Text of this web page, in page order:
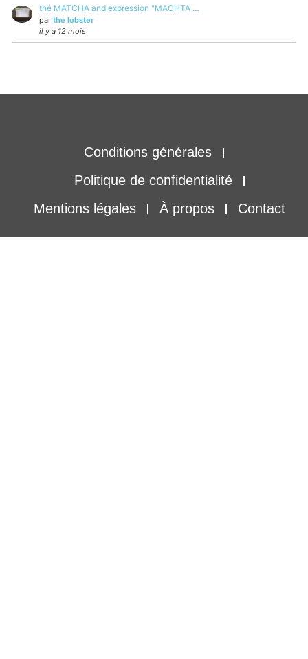
thé MATCHA and expression "MACHTA …
par the lobster
il y a 12 mois
Conditions générales
Politique de confidentialité
Mentions légales
À propos Contact